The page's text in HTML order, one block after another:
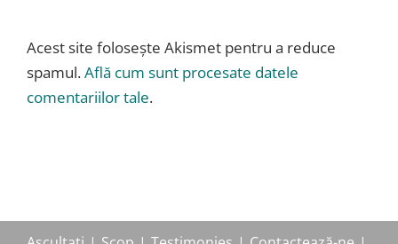
Acest site folosește Akismet pentru a reduce
spamul.Află cum sunt procesate datele
comentariilor tale.